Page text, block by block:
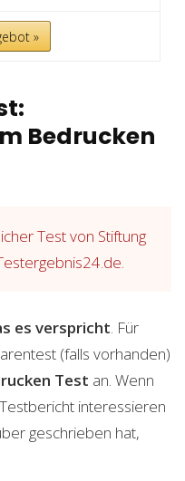
»
Bedrucken
Test von Stiftung
es verspricht. Für
(falls vorhanden)
Test an. Wenn
interessieren
geschrieben hat,